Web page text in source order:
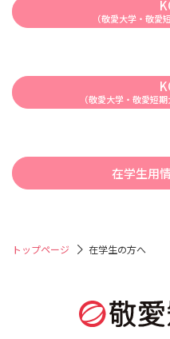
（敬愛大学・敬愛
（敬愛大学・敬愛短
在学生用
トップページ 在学生の方へ